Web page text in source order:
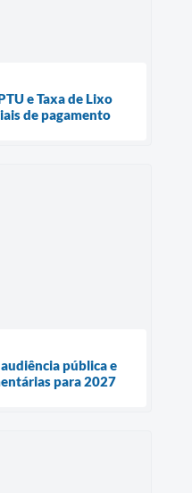
e Taxa de Lixo
de pagamento
pública e
para 2027